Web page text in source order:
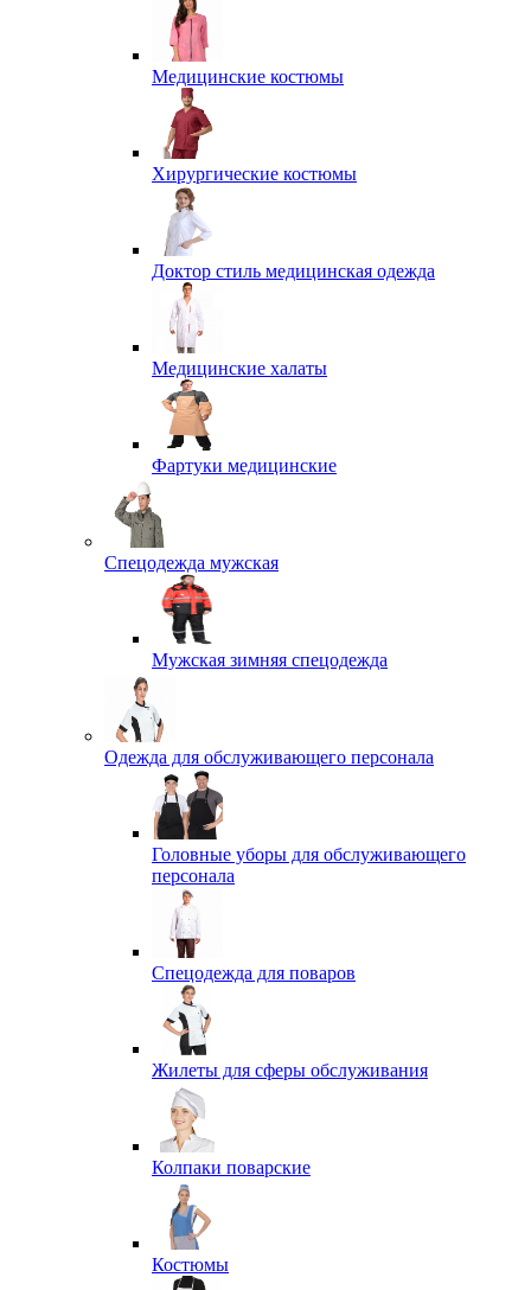
Медицинские костюмы
Хирургические костюмы
Доктор стиль медицинская одежда
Медицинские халаты
Фартуки медицинские
Спецодежда мужская
Мужская зимняя спецодежда
Одежда для обслуживающего персонала
Головные уборы для обслуживающего
персонала
Спецодежда для поваров
Жилеты для сферы обслуживания
Колпаки поварские
Костюмы